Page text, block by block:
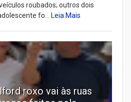
roubados; outros dois
fo... Leia Mais
roxo vai às ruas